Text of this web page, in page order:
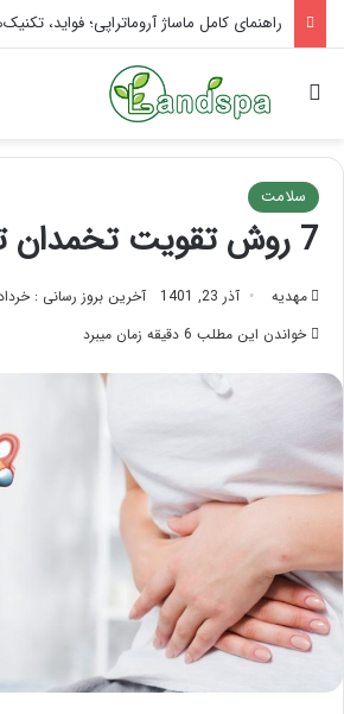
تاثیر ماساژ بر افسردگی؛ با ماساژ درمانی
جستجو برای
سلامت
7 روش تقویت تخمدان تنبل
مهدیه آذر 23, 1401 آخرین بروز رسانی : خرداد 17,
خواندن این مطلب 6 دقیقه زمان میبرد